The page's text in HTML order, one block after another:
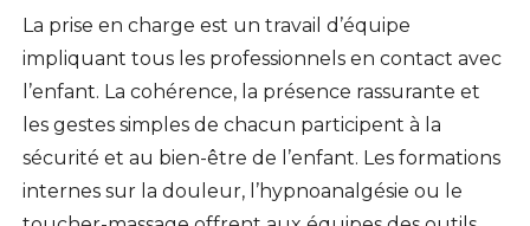
La prise en charge est un travail d’équipe
impliquant tous les professionnels en contact avec
l’enfant. La cohérence, la présence rassurante et
les gestes simples de chacun participent à la
sécurité et au bien-être de l’enfant. Les formations
internes sur la douleur, l’hypnoanalgésie ou le